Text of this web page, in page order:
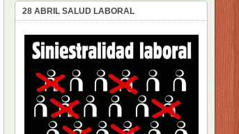
28 ABRIL SALUD LABORAL